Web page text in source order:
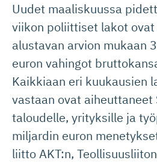
Uudet maaliskuussa
viikon poliittiset lakot
alustavan arvion mukaan
euron vahingot
Kaikkiaan eri kuukausien
vastaan ovat aiheuttaneet
taloudelle, yrityksille ja
miljardin euron
liitto AKT:n,